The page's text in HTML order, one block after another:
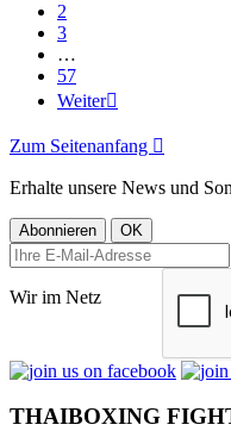
2
3
…
57
Weiter
Zum Seitenanfang 
Erhalte unsere News und
Wir im Netz
THAIBOXING